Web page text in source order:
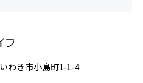
わき市小島町1-1-4